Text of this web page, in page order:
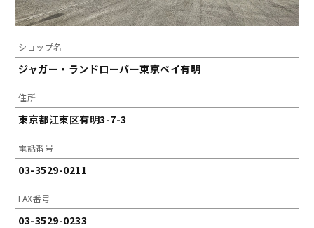
ショップ名
ジャガー・ランドローバー東京ベイ有明
住所
東京都江東区有明3-7-3
電話番号
03-3529-0211
FAX番号
03-3529-0233